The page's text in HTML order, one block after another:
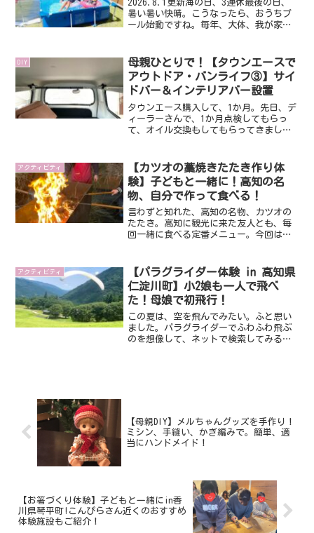
2026.8.1更新海の日、3連休最後の日、
暑い暑い快晴。こうなったら、おうちプ
ール始動ですね。毎年、大体、我が家の
ームプール、220x150x60cm のサイズで
す。...
DIY
母親ひとりで！【タウンエースで
アウトドア・バンライフ③】サイ
ドバー＆インテリアバー設置
タウンエース購入して、1か月。先日、デ
ィーラーさんで、1か月点検してもらっ
て、オイル交換もしてもらってきまし
ーが必要だな、と。車中泊だけじゃなく
て、川遊びとかでタオルを...
アクティビティ
【カツオの藁焼きたたき作り体
験】子どもと一緒に！高知の名
物、自分で作って食べる！
言わずと知れた、高知の名物、カツオの
たたき。高知に観光に来た友人とも、毎
回一緒に食べる定番メニュー。今回は、
ぱり地元の名物、きちんと知っておくっ
て大切かなと思いまして。...
アクティビティ
【パラグライダー体験 in 高知県
仁淀川町】小2娘も一人で飛べ
た！母娘で初飛行！
この夏は、空を飛んでみたい。ふと思い
ました。パラグライダーでふわふわ飛ぶ
のを想像して、ネットで検索してみる
【母親DIY】メルちゃんグッズを手作り！
ミシン、手縫い、かぎ編みで。簡単、適
当にハンドメイド！
【お箸づくり体験】子どもと一緒にin香
川県琴平町!こんぴらさん近くのおすすめ
体験施設もご紹介！